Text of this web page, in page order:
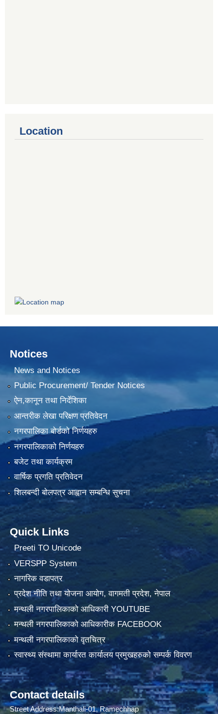
Location
Notices
News and Notices
Public Procurement/ Tender Notices
ऐन,कानून तथा निर्देशिका
आन्तरीक लेखा परिक्षण प्रतिवेदन
नगरपालिका बोर्डको निर्णयहरु
नगरपालिकाको निर्णयहरु
बजेट तथा कार्यक्रम
वार्षिक प्रगति प्रतिवेदन
शिलबन्दी बोलपत्र आह्वान सम्बन्धि सुचना
Quick Links
Preeti TO Unicode
VERSPP System
नागरिक वडापत्र
प्रदेश नीति तथा योजना आयोग, वागमती प्रदेश, नेपाल
मन्थली नगरपालिकाको आधिकारी YOUTUBE
मन्थली नगरपालिकाको आधिकारीक FACEBOOK
मन्थली नगरपालिकाको वृतचित्र
स्वास्थ्य संस्थामा कार्यारत कार्यालय प्रमुखहरुको सम्पर्क विवरण
Contact details
Street Address:Manthali-01, Ramechhap